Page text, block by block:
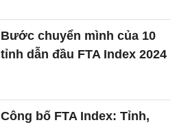
Bước chuyển mình của 10
tỉnh dẫn đầu FTA Index 2024
Công bố FTA Index: Tỉnh,